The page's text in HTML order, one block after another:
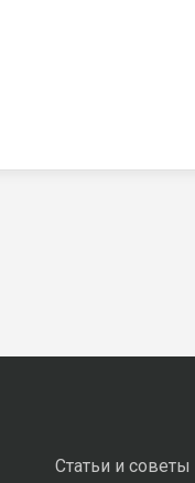
Статьи и советы